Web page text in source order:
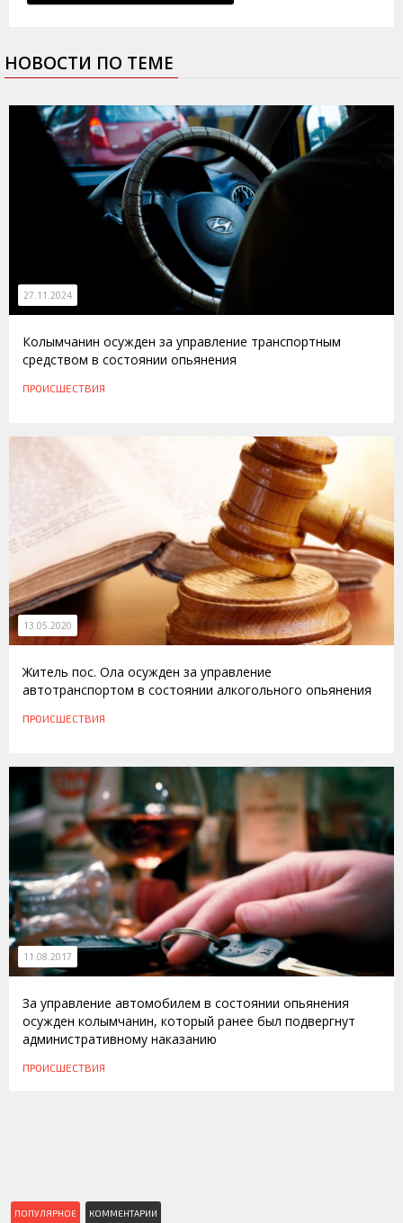
НОВОСТИ ПО ТЕМЕ
27.11.2024
Колымчанин осужден за управление транспортным
средством в состоянии опьянения
ПРОИСШЕСТВИЯ
13.05.2020
Житель пос. Ола осужден за управление
автотранспортом в состоянии алкогольного опьянения
ПРОИСШЕСТВИЯ
11.08.2017
За управление автомобилем в состоянии опьянения
осужден колымчанин, который ранее был подвергнут
административному наказанию
ПРОИСШЕСТВИЯ
ПОПУЛЯРНОЕ КОММЕНТАРИИ